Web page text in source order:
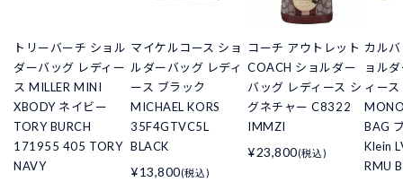
トリーバーチ ショル
ダーバッグ レディー
ス MILLER MINI
XBODY ネイビー
TORY BURCH
171955 405 TORY
NAVY
マイケルコース ショ
ルダーバッグ レディ
ース ブラック
MICHAEL KORS
35F4GTVC5L
BLACK
¥13,800(税込)
コーチ アウトレット
COACH ショルダー
バッグ レディース シ
グネチャー C8322
IMMZI
¥23,800(税込)
カル
ョル
ィー
BAG
Klein
RMU